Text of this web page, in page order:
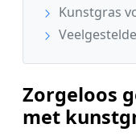
Kunstgras
Zorgeloos
met